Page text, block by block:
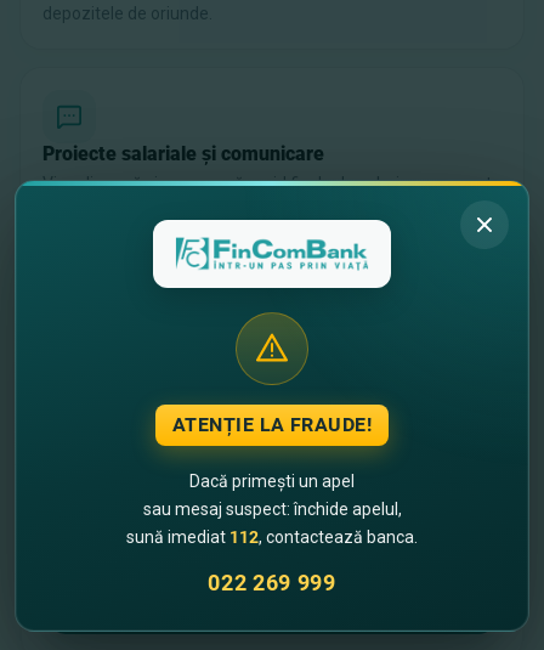
depozitele de oriunde.
Proiecte salariale și comunicare
Vizualizează și semnează rapid fișele de salariu nesemnate
mesaje cu banca.
Alege platforma potrivită pentru tine
Internet Banking
Versiunea completă pentru desktop
ATENȚIE LA FRAUDE!
Dacă primești un apel
sau mesaj suspect: închide apelul,
sună imediat 112, contactează banca.
022 269 999